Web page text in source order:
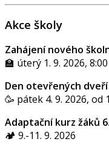
Akce školy
Zahájení nového
🏫 úterý 1. 9. 2026,
Den otevřených
🥳 pátek 4. 9. 2026, od
Adaptační kurz žáků
🏕️ 9.-11. 9. 2026